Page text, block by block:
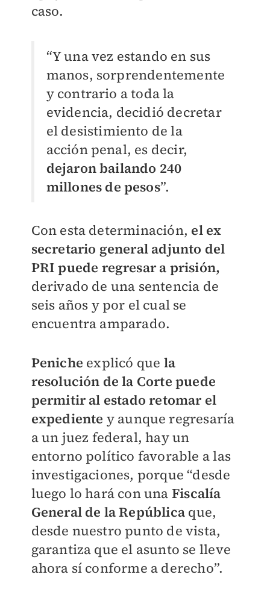
caso.
“Y una vez estando en sus
manos, sorprendentemente
y contrario a toda la
evidencia, decidió decretar
el desistimiento de la
acción penal, es decir,
dejaron bailando 240
millones de pesos”.
Con esta determinación, el ex
secretario general adjunto del
PRI puede regresar a prisión,
derivado de una sentencia de
seis años y por el cual se
encuentra amparado.
Peniche explicó que la
resolución de la Corte puede
permitir al estado retomar el
expediente y aunque regresaría
a un juez federal, hay un
entorno político favorable a las
investigaciones, porque “desde
luego lo hará con una Fiscalía
General de la República que,
desde nuestro punto de vista,
garantiza que el asunto se lleve
ahora sí conforme a derecho”.